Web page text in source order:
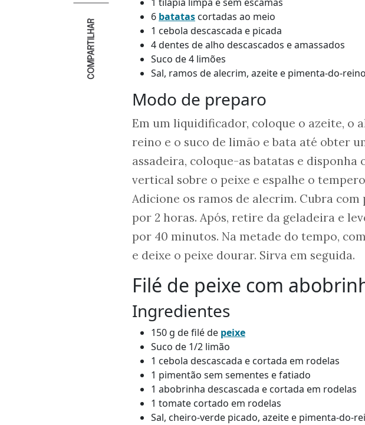
COMPARTILHAR
6 batatas cortadas ao meio
1 cebola descascada e picada
4 dentes de alho descascados e amassados
Suco de 4 limões
Sal, ramos de alecrim, azeite e pimenta-do-
Modo de preparo
Em um liquidificador, coloque o azeite, o
reino e o suco de limão e bata até obter
assadeira, coloque-as batatas e disponha
vertical sobre o peixe e espalhe o
Adicione os ramos de alecrim. Cubra
por 2 horas. Após, retire da geladeira e
por 40 minutos. Na metade do tempo,
e deixe o peixe dourar. Sirva em seguida.
Filé de peixe com
Ingredientes
150 g de filé de peixe
Suco de 1/2 limão
1 cebola descascada e cortada em rodelas
1 pimentão sem sementes e fatiado
1 abobrinha descascada e cortada em rodelas
1 tomate cortado em rodelas
Sal, cheiro-verde picado, azeite e pimenta-do-